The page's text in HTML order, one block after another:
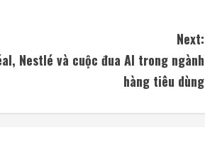
Next:
Nestlé và cuộc đua AI trong ngành
hàng tiêu dùng